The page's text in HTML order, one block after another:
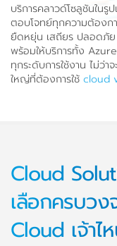
บริการคลาวด์โซลูชันใน
ตอบโจทย์ทุกความต้องก
ยืดหยุ่น เสถียร ปลอดภัย
พร้อมให้บริการทั้ง
ทุกระดับการใช้งาน ไม่ว่
ใหญ่ที่ต้องการใช้ cloud
Cloud
เลือกครบว
Cloud เจ้าไ